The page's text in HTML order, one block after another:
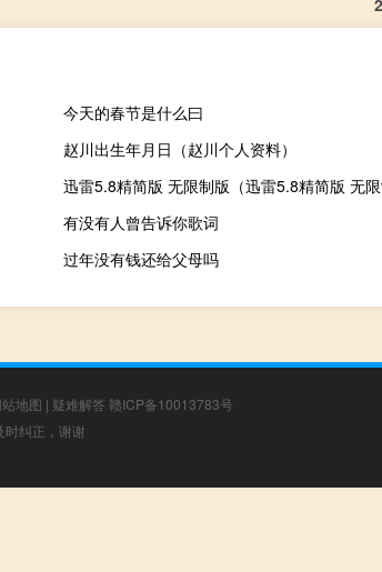
今天的春节是什么曰
赵川出生年月日（赵川个人资料）
迅雷5.8精简版 无限制版（迅雷5.8精简版 无限
有没有人曾告诉你歌词
过年没有钱还给父母吗
地图 | 疑难解答 赣ICP备10013783号
纠正，谢谢